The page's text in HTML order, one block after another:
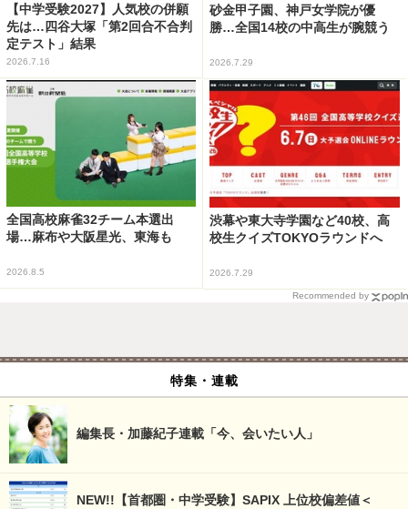
【中学受験2027】人気校の併願
先は…四谷大塚「第2回合不合判
定テスト」結果
2026.7.16
砂金甲子園、神戸女学院が優
勝…全国14校の中高生が腕競う
2026.7.29
全国高校麻雀32チーム本選出
場…麻布や大阪星光、東海も
2026.8.5
渋幕や東大寺学園など40校、高
校生クイズTOKYOラウンドへ
2026.7.29
Recommended by
特集・連載
編集長・加藤紀子連載「今、会いたい人」
NEW!!【首都圏・中学受験】SAPIX 上位校偏差値＜